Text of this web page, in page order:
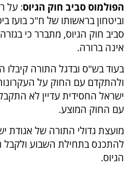
הפולמוס סביב חוק הגיוס: על
וביטחון בראשותו של ח"כ בועז
סביב חוק הגיוס, מתברר כי
אינה ברורה.
בעוד בש"ס ובדגל התורה
ולהתקדם עם החוק על
ישראל החסידית עדיין לא
עם החוק המוצע.
מועצת גדולי התורה של אגודת
להתכנס בתחילת השבוע ולקבל
הגיוס.